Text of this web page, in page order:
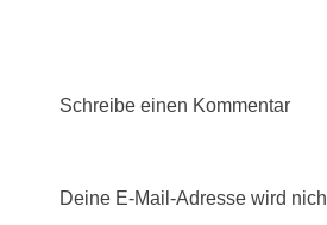
Schreibe einen Kommentar
Deine E-Mail-Adresse wird